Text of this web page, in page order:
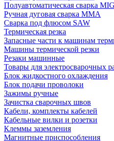
Полуавтоматическая сварка
Ручная дуговая сварка MMA
Сварка под флюсом SAW
Термическая резка
Запасные части к машинам
Машины термической резки
Резаки машинные
Товары для электросварочных
Блок жидкостного охлаждения
Блок подачи проволоки
Зажимы ручные
Зачистка сварочных швов
Кабели, комплекты кабелей
Кабельные вилки и розетки
Клеммы заземления
Магнитные приспособления